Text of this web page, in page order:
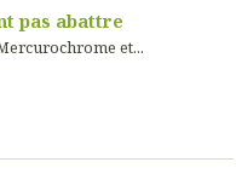
pas abattre
et...